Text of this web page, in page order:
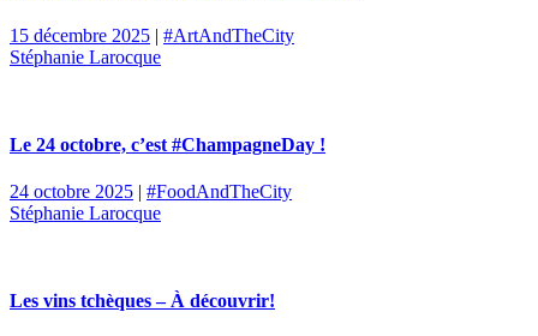
15 décembre 2025 | #ArtAndTheCity
Stéphanie Larocque
Le 24 octobre, c’est #ChampagneDay !
24 octobre 2025 | #FoodAndTheCity
Stéphanie Larocque
Les vins tchèques – À découvrir!